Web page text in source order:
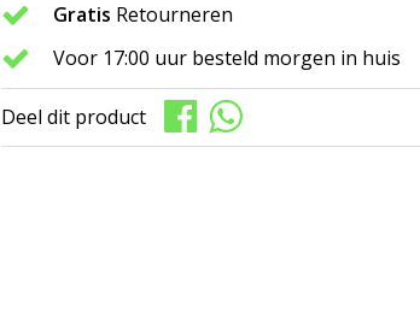
Gratis Retourneren
Voor 17:00 uur besteld morgen in huis
Deel dit product